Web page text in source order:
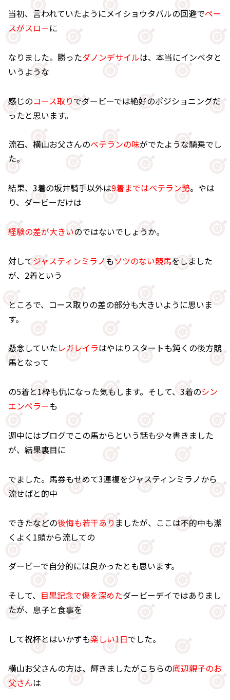
当初、言われていたようにメイショウタバルの回避でペー
スがスローに
なりました。勝ったダノンデサイルは、本当にインベタと
いうような
感じのコース取りでダービーでは絶好のポジショニングだ
ったと思います。
流石、横山お父さんのベテランの味がでたような騎乗でし
た。
結果、3着の坂井騎手以外は9着まではベテラン勢。やは
り、ダービーだけは
経験の差が大きいのではないでしょうか。
対してジャスティンミラノもソツのない競馬をしました
が、2着という
ところで、コース取りの差の部分も大きいように思いま
す。
懸念していたレガレイラはやはりスタートも鈍くの後方競
馬となって
の5着と1枠も仇になった気もします。そして、3着のシン
エンペラーも
週中にはブログでこの馬からという話も少々書きました
が、結果裏目に
でました。馬券もせめて3連複をジャスティンミラノから
流せばと的中
できたなどの後悔も若干あり ましたが、ここは不的中も潔
くよく1頭から流しての
ダービーで自分的には良かったとも思います。
そして、 目黒記念で傷を深めたダービーデイではありまし
たが、息子と食事を
して祝杯とはいかずも楽しい1日でした。
横山お父さんの方は、輝きましたがこちらの底辺親子のお
父さんは